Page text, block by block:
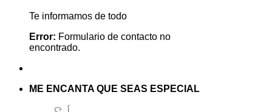
Te informamos de todo
Error: Formulario de contacto no
encontrado.
ME ENCANTA QUE SEAS ESPECIAL